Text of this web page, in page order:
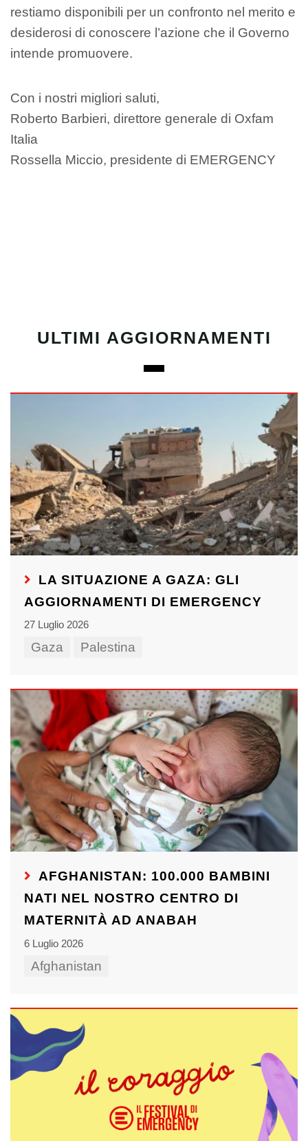
restiamo disponibili per un confronto nel merito e
desiderosi di conoscere l’azione che il Governo
intende promuovere.
Con i nostri migliori saluti,
Roberto Barbieri, direttore generale di Oxfam
Italia
Rossella Miccio, presidente di EMERGENCY
ULTIMI AGGIORNAMENTI
LA SITUAZIONE A GAZA: GLI
AGGIORNAMENTI DI EMERGENCY
27 Luglio 2026
Gaza Palestina
AFGHANISTAN: 100.000 BAMBINI
NATI NEL NOSTRO CENTRO DI
MATERNITÀ AD ANABAH
6 Luglio 2026
Afghanistan